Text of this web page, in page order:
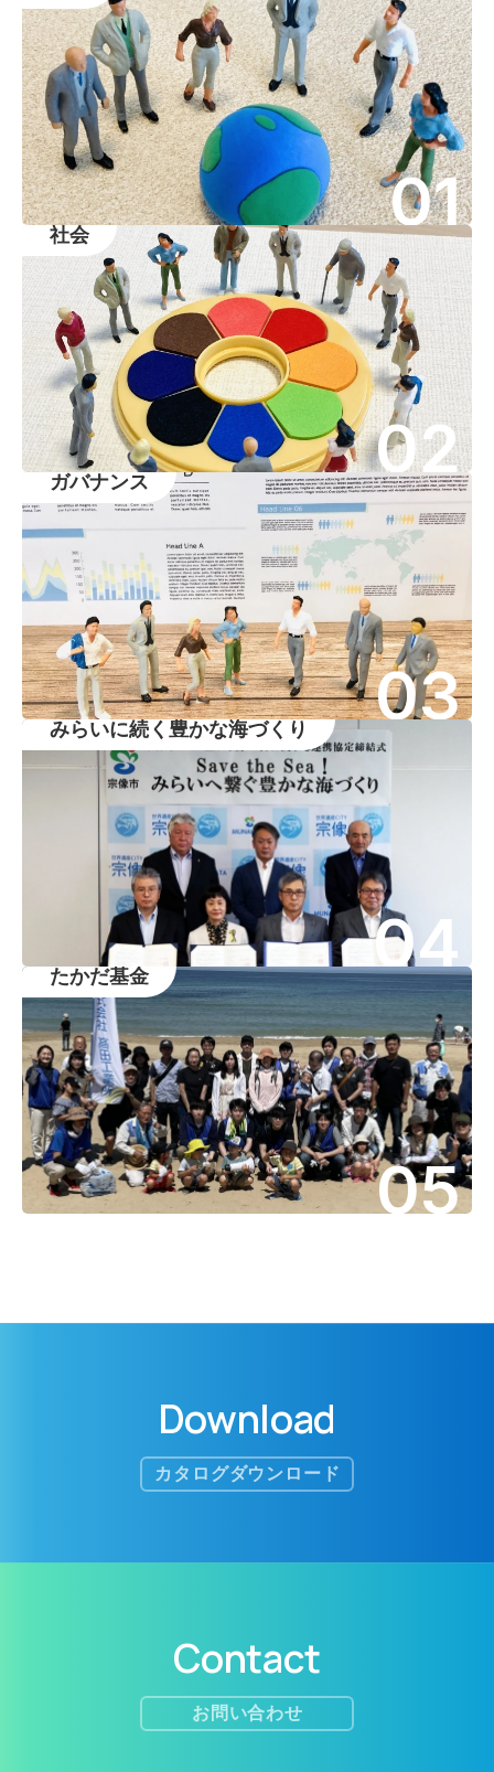
01
社会
02
ガバナンス
03
みらいに続く豊かな海づくり
04
たかだ基金
05
Download
カタログダウンロード
Contact
お問い合わせ